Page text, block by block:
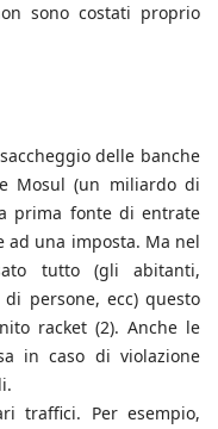
sono costati proprio
delle banche
Mosul (un miliardo di
prima fonte di entrate
ad una imposta. Ma nel
tutto (gli abitanti,
persone, ecc) questo
racket (2). Anche le
in caso di violazione
traffici. Per esempio,